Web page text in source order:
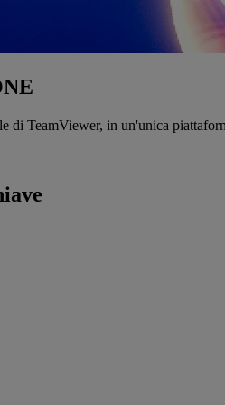
di TeamViewer, in un'unica